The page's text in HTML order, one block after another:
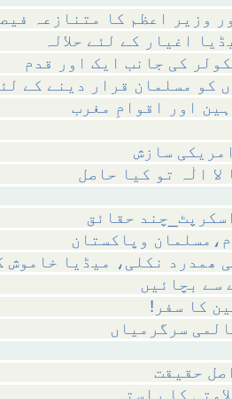
وزیر اعظم کا متنازعہ
کی جانب ایک اور قدم
کو مسلمان قرار دینے کے
اور اقوامِ مغرب
سازش
الٰہ تو کیا حاصل
ھمدرد نکلی، میڈیا خاموش
سرگرمیاں